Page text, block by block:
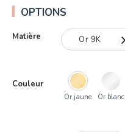
OPTIONS
Matière Or 9K
Or 18K
Couleur
Or jaune Or blanc